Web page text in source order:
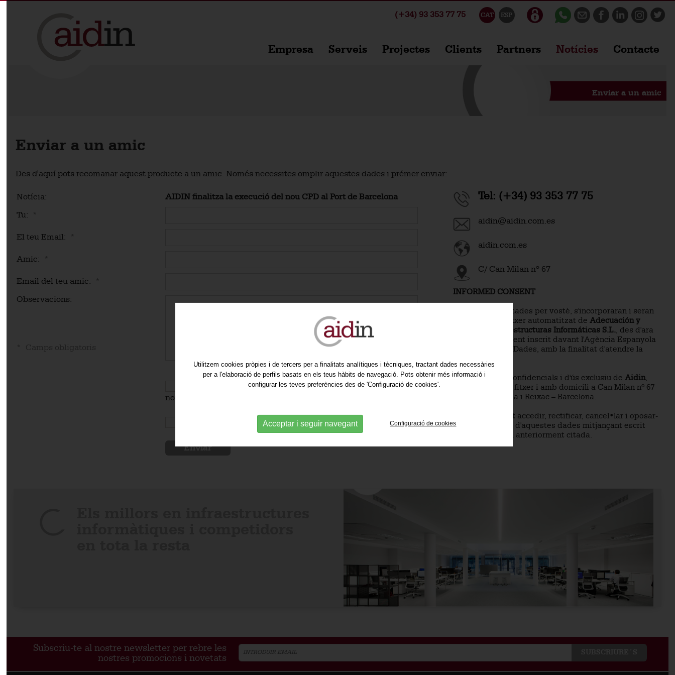
(+34) 93 353 77 75 CAT ESP
Empresa Serveis Projectes Clients Partners Notícies Contacte
Enviar a un amic
Enviar a un amic
Des d'aquí pots recomanar aquest producte a un amic. Només necessites omplir aquestes dades i prémer enviar:
Notícia: AIDIN finalitza la execució del nou CPD al Port de Barcelona
Tu:
El teu Email:
Amic:
Email del teu amic:
Observacions:
Subscriu-te al nostre newsletter per rebre les nostres promocions i
novetats.
Acceptes el consentiment.
Tel: (+34) 93 353 77 75
aidin@aidin.com.es
aidin.com.es
C/ Can Milan nº 67
INFORMED CONSENT
Les dades facilitades per vostè, s'incorporaran i seran
tractats en un fitxer automatitzat de Adecuación y
Diseño de Infraestructuras Informáticas S.L., des d'ara
, degudament inscrit davant l'Agència Espanyola
de Protecció de Dades, amb la finalitat d'atendre la
Les dades són confidencials i d'ús exclusiu de Aidin,
responsable del fitxer i amb domicili a Can Milan nº 67
08110 – Montcada i Reixac – Barcelona.
Si ho desitja, pot accedir, rectificar, cancel•lar i oposar-
se al tractament d'aquestes dades mitjançant escrit
dirigit a l'adreça anteriorment citada.
Subscriu-te al nostre newsletter per rebre les
nostres promocions i novetats
Utilitzem cookies pròpies i de tercers per a finalitats analítiques i tècniques, tractant dades necessàries
per a l'elaboració de perfils basats en els teus hàbits de navegació. Pots obtenir més informació i
configurar les teves preferències des de 'Configuració de cookies'.
Acceptar i seguir navegant Configuració de cookies